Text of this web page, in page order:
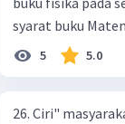
Vina? A.
syarat buku
5 5.0
26. Ciri"